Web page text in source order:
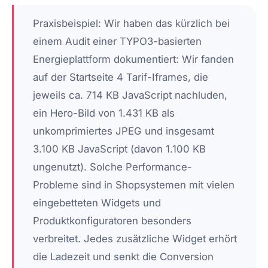
Praxisbeispiel: Wir haben das kürzlich bei
einem Audit einer TYPO3-basierten
Energieplattform dokumentiert: Wir fanden
auf der Startseite 4 Tarif-Iframes, die
jeweils ca. 714 KB JavaScript nachluden,
ein Hero-Bild von 1.431 KB als
unkomprimiertes JPEG und insgesamt
3.100 KB JavaScript (davon 1.100 KB
ungenutzt). Solche Performance-
Probleme sind in Shopsystemen mit vielen
eingebetteten Widgets und
Produktkonfiguratoren besonders
verbreitet. Jedes zusätzliche Widget erhört
die Ladezeit und senkt die Conversion